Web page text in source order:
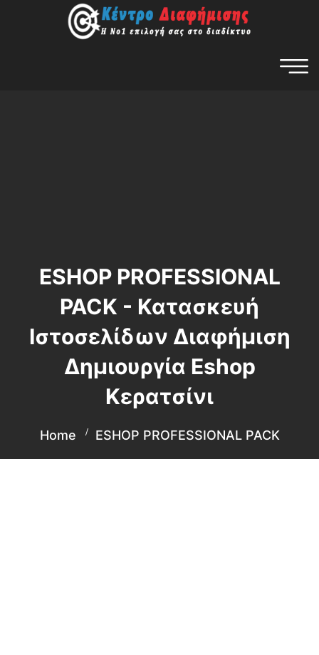
ESHOP PROFESSIONAL
PACK - Κατασκευή
Ιστοσελίδων Διαφήμιση
Δημιουργία Eshop
Κερατσίνι
Home ESHOP PROFESSIONAL PACK